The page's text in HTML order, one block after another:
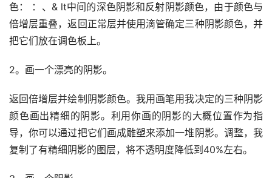
色： ：、& lt中间的深色阴影和反射阴影颜色，由于颜色与
倍增层重叠，返回正常层并使用滴管确定三种阴影颜色，并
把它们放在调色板上。
2。画一个漂亮的阴影。
返回倍增层并绘制阴影颜色。我用画笔用我决定的三种阴影
颜色画出精细的阴影。利用你画的阴影的大概位置作为指
导，你可以通过把它们画成雕塑来添加一堆阴影。调整，我
复制了有精细阴影的图层，将不透明度降低到40%左右。